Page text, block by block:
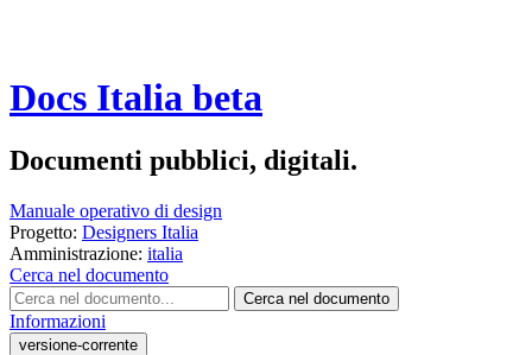
Docs Italia beta
Documenti pubblici, digitali.
Manuale operativo di design
Progetto: Designers Italia
Amministrazione: italia
Cerca nel documento
Cerca nel documento
Informazioni
versione-corrente